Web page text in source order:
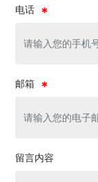
电话
邮箱
留言内容